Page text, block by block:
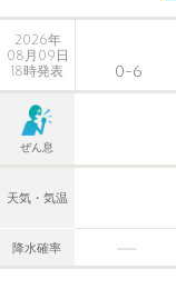
2026年
08月09日
18時発表
0-6
ぜん息
天気・気温
降水確率